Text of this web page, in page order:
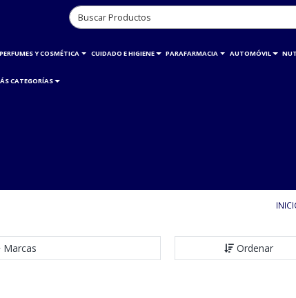
PERFUMES Y COSMÉTICA CUIDADO E HIGIENE PARAFARMACIA AUTOMÓVIL
CATEGORÍAS
Marcas Ordenar